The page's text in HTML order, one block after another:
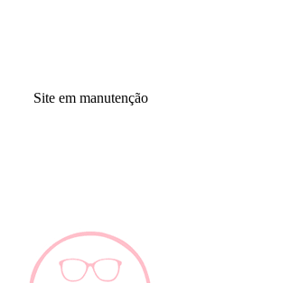
Site em manutenção